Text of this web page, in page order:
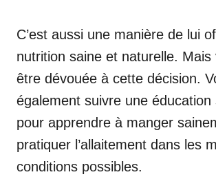
C’est aussi une manière de lui
nutrition saine et naturelle. Mais
être dévouée à cette décision.
également suivre une éducation
pour apprendre à manger
pratiquer l’allaitement dans les
conditions possibles.